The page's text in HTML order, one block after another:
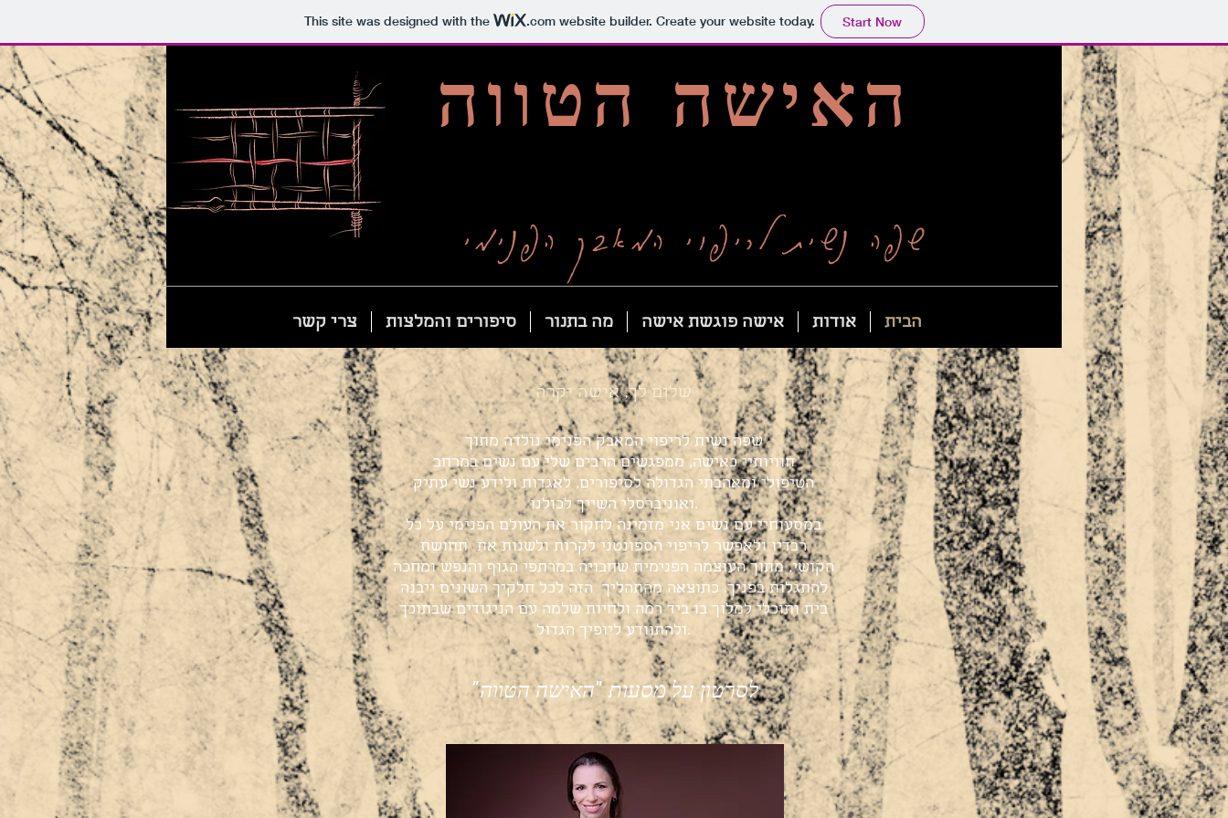
This site was designed with the .comwebsite builder. Create your website today. Start Now
האישה הטווה
שפה נשית לריפוי המאבק הפנימי
צרי קשר סיפורים והמלצות מה בתנור אישה פוגשת אישה אודות הבית
שלום לך, אישה יקרה
שפה נשית לריפוי המאבק הפנימי נולדה מתוך
חוויותיי כאישה, ממפגשים הרבים שלי עם נשים במרחב
הטיפולי ומאהבתי הגדולה לסיפורים, לאגדות ולידע נשי עתיק
.ואוניברסלי השייך לכולנו
במסעותיי עם נשים אני מזמינה לחקור את העולם הפנימי על כל
רבדיו ולאפשר לריפוי הספונטני לקרות ולשנות את תחושת
הקושי, מתוך העוצמה הפנימית שחבויה במרתפי הגוף והנפש ומחכה
להתגלות בפניך. כתוצאה מהתהליך הזה לכל חלקיך השונים ייבנה
בית ותוכלי למלוך בו ביד רמה ולחיות שלמה עם הניגודים שבתוכך
ולהתוודע ליופיך הגדול.
"לסרטון על מסעות "האישה הטווה